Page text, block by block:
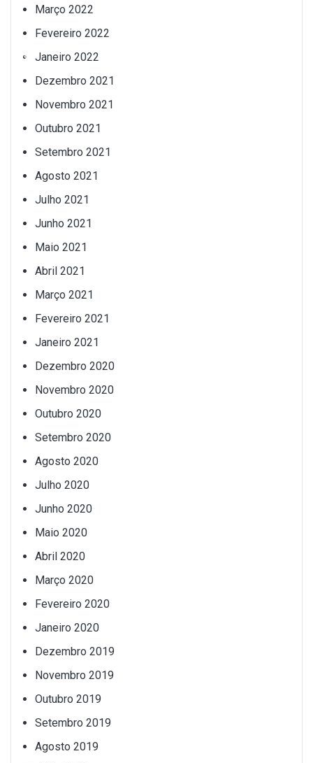
Março 2022
Fevereiro 2022
Janeiro 2022
Dezembro 2021
Novembro 2021
Outubro 2021
Setembro 2021
Agosto 2021
Julho 2021
Junho 2021
Maio 2021
Abril 2021
Março 2021
Fevereiro 2021
Janeiro 2021
Dezembro 2020
Novembro 2020
Outubro 2020
Setembro 2020
Agosto 2020
Julho 2020
Junho 2020
Maio 2020
Abril 2020
Março 2020
Fevereiro 2020
Janeiro 2020
Dezembro 2019
Novembro 2019
Outubro 2019
Setembro 2019
Agosto 2019